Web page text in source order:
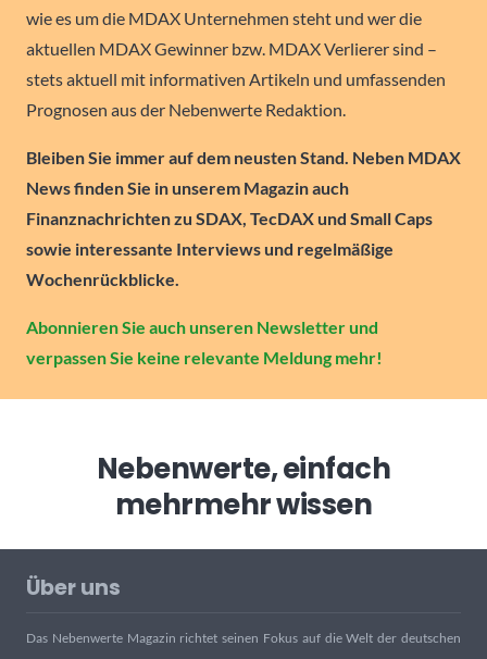
wie es um die MDAX Unternehmen steht und wer die
aktuellen MDAX Gewinner bzw. MDAX Verlierer sind –
stets aktuell mit informativen Artikeln und umfassenden
Prognosen aus der Nebenwerte Redaktion.
Bleiben Sie immer auf dem neusten Stand. Neben MDAX
News finden Sie in unserem Magazin auch
Finanznachrichten zu SDAX, TecDAX und Small Caps
sowie interessante Interviews und regelmäßige
Wochenrückblicke.
Abonnieren Sie auch unseren Newsletter und
verpassen Sie keine relevante Meldung mehr!
Nebenwerte, einfach
mehrmehr wissen
Über uns
Das Nebenwerte Magazin richtet seinen Fokus auf die Welt der deutschen